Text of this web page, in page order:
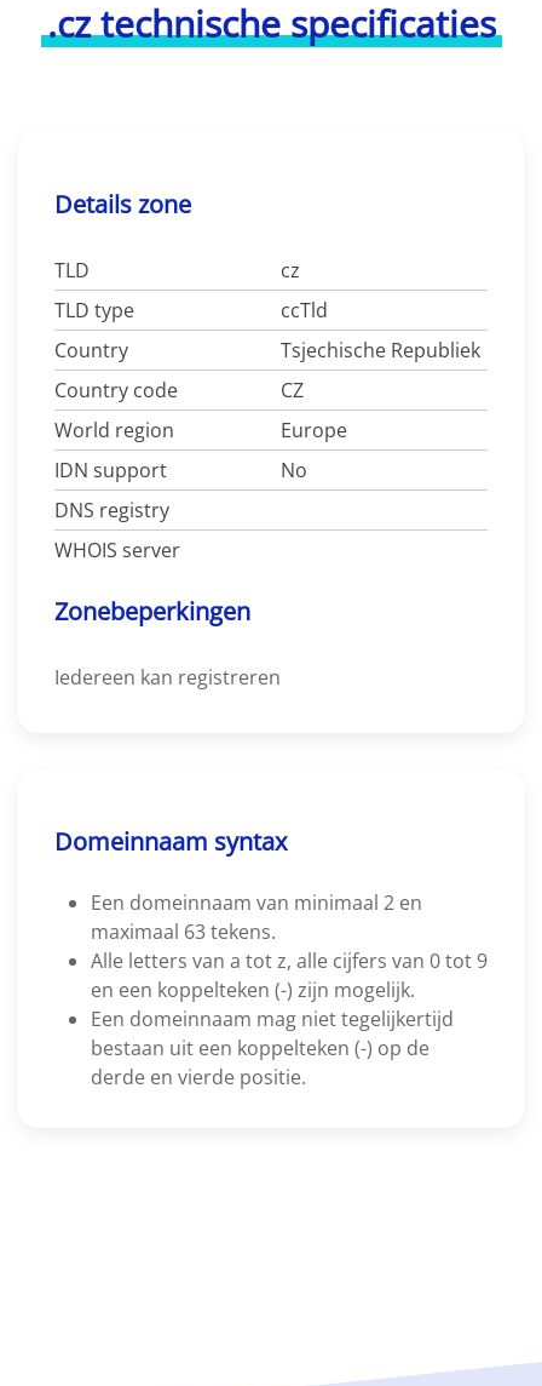
.cz technische specificaties
Details zone
TLD
cz
TLD type
ccTld
Country
Tsjechische Republiek
Country code
CZ
World region
Europe
IDN support
No
DNS registry
WHOIS server
Zonebeperkingen
Iedereen kan registreren
Domeinnaam syntax
Een domeinnaam van minimaal 2 en
maximaal 63 tekens.
Alle letters van a tot z, alle cijfers van 0 tot 9
en een koppelteken (-) zijn mogelijk.
Een domeinnaam mag niet tegelijkertijd
bestaan uit een koppelteken (-) op de
derde en vierde positie.